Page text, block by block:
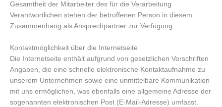
Gesamtheit der Mitarbeiter des für die Verarbeitung
Verantwortlichen stehen der betroffenen Person in diesem
Zusammenhang als Ansprechpartner zur Verfügung.
Kontaktmöglichkeit über die Internetseite
Die Internetseite enthält aufgrund von gesetzlichen Vorschriften
Angaben, die eine schnelle elektronische Kontaktaufnahme zu
unserem Unternehmen sowie eine unmittelbare Kommunikation
mit uns ermöglichen, was ebenfalls eine allgemeine Adresse der
sogenannten elektronischen Post (E-Mail-Adresse) umfasst.